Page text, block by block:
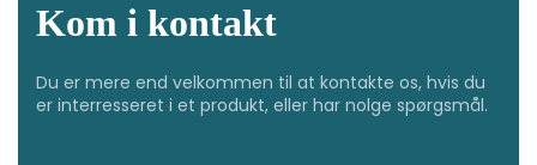
Kom i kontakt
Du er mere end velkommen til at kontakte os, hvis du
er interresseret i et produkt, eller har nolge spørgsmål.